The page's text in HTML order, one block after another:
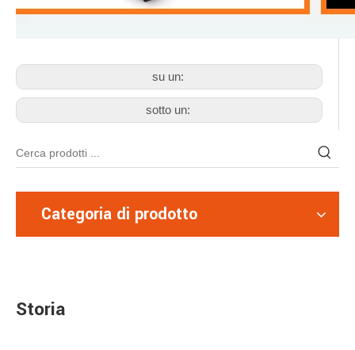
su un:
sotto un:
Categoria di prodotto
Storia